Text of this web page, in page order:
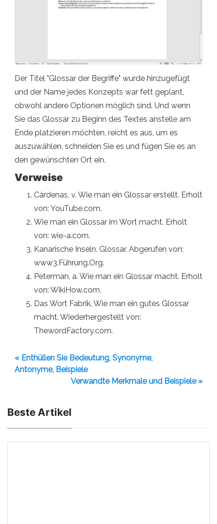
Der Titel "Glossar der Begriffe" wurde hinzugefügt
und der Name jedes Konzepts war fett geplant,
obwohl andere Optionen möglich sind. Und wenn
Sie das Glossar zu Beginn des Textes anstelle am
Ende platzieren möchten, reicht es aus, um es
auszuwählen, schneiden Sie es und fügen Sie es an
den gewünschten Ort ein.
Verweise
Cárdenas, v. Wie man ein Glossar erstellt. Erholt
von: YouTube.com.
Wie man ein Glossar im Wort macht. Erholt
von: wie-a.com.
Kanarische Inseln. Glossar. Abgerufen von:
www3.Führung.Org.
Peterman, a. Wie man ein Glossar macht. Erholt
von: WikiHow.com.
Das Wort Fabrik. Wie man ein gutes Glossar
macht. Wiederhergestellt von:
ThewordFactory.com.
« Enthüllen Sie Bedeutung, Synonyme,
Antonyme, Beispiele
Verwandte Merkmale und Beispiele »
Beste Artikel